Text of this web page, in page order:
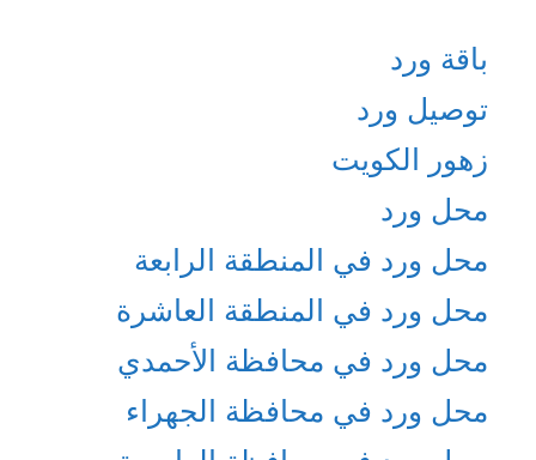
باقة ورد
توصيل ورد
زهور الكويت
محل ورد
محل ورد في المنطقة الرابعة
محل ورد في المنطقة العاشرة
محل ورد في محافظة الأحمدي
محل ورد في محافظة الجهراء